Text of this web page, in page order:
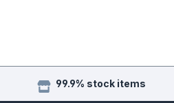
99.9% stock items